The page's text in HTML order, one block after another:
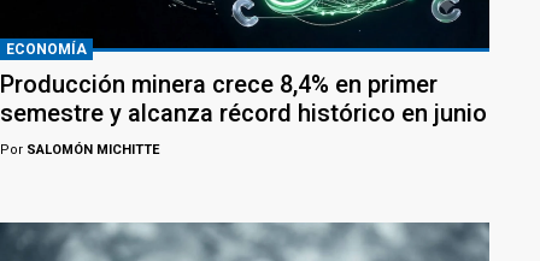
ECONOMÍA
Producción minera crece 8,4% en primer
semestre y alcanza récord histórico en junio
Por SALOMÓN MICHITTE